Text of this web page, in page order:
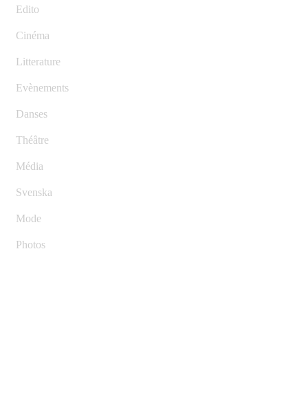
Edito
Cinéma
Litterature
Evènements
Danses
Théâtre
Média
Svenska
Mode
Photos